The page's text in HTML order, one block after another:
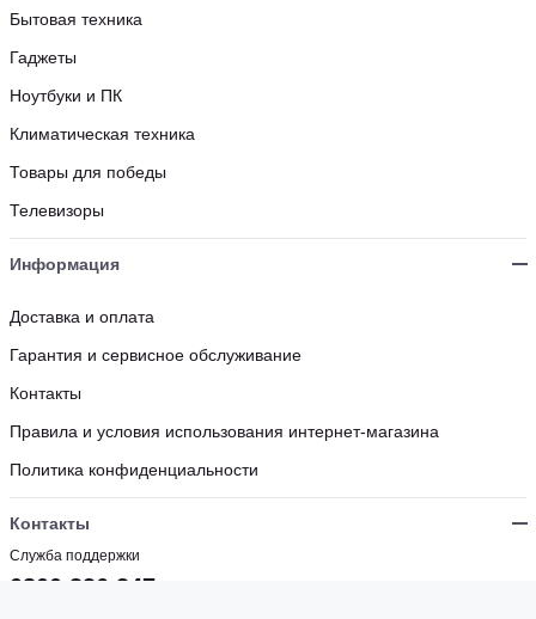
Бытовая техника
Гаджеты
Ноутбуки и ПК
Климатическая техника
Товары для победы
Телевизоры
Информация
Доставка и оплата
Гарантия и сервисное обслуживание
Контакты
Правила и условия использования интернет-магазина
Политика конфиденциальности
Контакты
Служба поддержки
0800 336 347